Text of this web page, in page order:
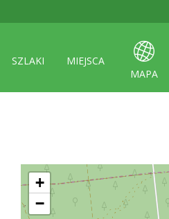
SZLAKI
MIEJSCA
MAPA
+
−